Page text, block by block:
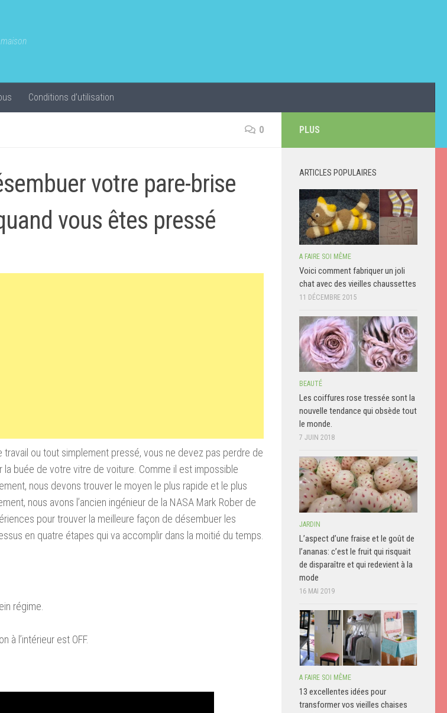
Conditions d’utilisation
0
votre pare-brise
vous êtes pressé
travail ou tout simplement pressé, vous ne devez pas perdre de
la buée de votre vitre de voiture Comme il est impossible
, nous devons trouver le moyen le plus rapide et le plus
nous avons l’ancien ingénieur de la NASA Mark Rober de
pour trouver la meilleure façon de désembuer les
en quatre étapes qui va accomplir dans la moitié du temps
régime
à l’intérieur est OFF.
PLUS
ARTICLES POPULAIRES
A FAIRE SOI MÊME
Voici comment fabriquer un joli
chat avec des vieilles chaussettes
11 DÉCEMBRE 2015
BEAUTÉ
Les coiffures rose tressée sont la
nouvelle tendance qui obsède tout
le monde.
7 JUIN 2018
JARDIN
L’aspect d’une fraise et le goût de
l’ananas: c’est le fruit qui risquait
de disparaître et qui redevient à la
mode
16 MAI 2019
A FAIRE SOI MÊME
13 excellentes idées pour
transformer vos vieilles chaises